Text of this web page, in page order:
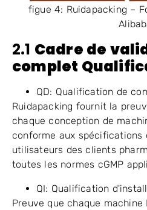
figue 4: Ruidapacking –
2.1 Cadre de
complet
QD: Qualification de
Ruidapacking fournit la
chaque conception de
conforme aux spécifications
utilisateurs des clients
toutes les normes cGMP
QI: Qualification
Preuve que chaque machine